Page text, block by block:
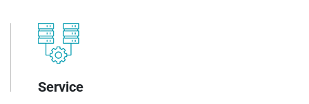
Service